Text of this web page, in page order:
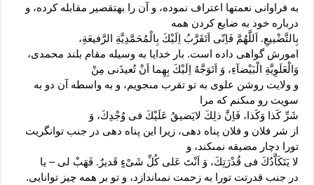
به فراوانى نعمتها اعتراف نموده، و آن را به‏تقصیر مقابله کرده، و
درباره خود به ضایع کردن همه
بِالتَّضْييعِ. اَللَّهُمَّ فَاِنّى اَتَقَرَّبُ اِلَيْكَ بِالْمُحَمَّدِيَّةِ الرَّفيعَةِ،
امورش گواهى داده است. بار خدایا به وسیله مقام بلند محمدى،
وَالْعَلَوِيَّةِ الْبَيْضآءِ، وَ اَتَوَجَّهُ اِلَيْكَ بِهِما اَنْ تُعيذَنى مِنْ
و ولایت روشن علوى به تو تقرب مى‏جویم، و به واسطه آن دو به
سویت رو مى‏کنم که مرا
شَرِّ كَذا وَكَذا، فَاِنَّ ذلِكَ لايَضيقُ عَلَيْكَ فى وُجْدِكَ، وَ
از شر فلان و فلان پناه دهى، زیرا این پناه دهى در جنب توانگریت
تورا دچار مضیقه نمى‏کند، و
لا يَتَكَاَّدُكَ فى قُدْرَتِكَ، وَ اَنْتَ عَلى‏ كُلِّ شَىْ‏ءٍ قَديرٌ. فَهَبْ لى – يا
در جنب قدرتت تورا به زحمت نمى‏اندازد، و تو بر همه چیز توانایى.